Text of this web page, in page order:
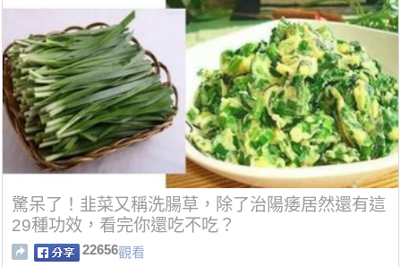
驚呆了！韭菜又稱洗腸草，除了治陽痿居然還有這
29種功效，看完你還吃不吃？
22656觀看